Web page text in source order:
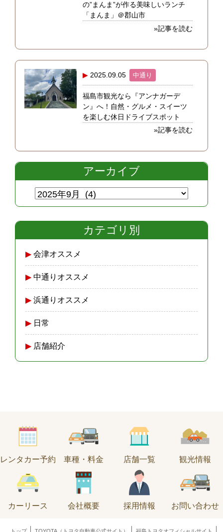
カテゴリ別
会津オススメ
中通りオススメ
浜通りオススメ
日常
店舗紹介
アーカイブ
の”まんま”が作る美味しいランチ
「まんま」＠郡山市
»記事を読む
2025.09.05 中通り
福島市観光なら『アンナガーデ
ン』へ！自然・グルメ・スイーツ
を楽しむ休日ドライブスポット
»記事を読む
レンタカー予約 車種・料金 店舗一覧 観光情報
カーリース 会社概要 採用情報 お問い合わせ